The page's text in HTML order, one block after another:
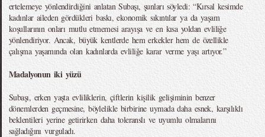
ertelemeye yönlendirdiğini anlatan Subaşı, şunları söyledi: “Kırsal kesimde
kadınlar aileden gördükleri baskı, ekonomik sıkıntılar ya da yaşam
koşullarının onları mutlu etmemesi arayışa ve en kısa yoldan evliliğe
yönlendiriyor. Ancak, büyük kentlerde hem erkekler hem de özellikle
çalışma yaşamında olan kadınlarda evliliğe karar verme yaşı artıyor.”
Madalyonun iki yüzü
Subaşı, erken yaşta evliliklerin, çiftlerin kişilik gelişiminin benzer
dönemlerden geçmesine, böylelikle birbirine uymada daha esnek, karşılıklı
beklentileri yerine getirirken daha toleranslı ve uyumlu olmalarını
sağladığını vurguladı.